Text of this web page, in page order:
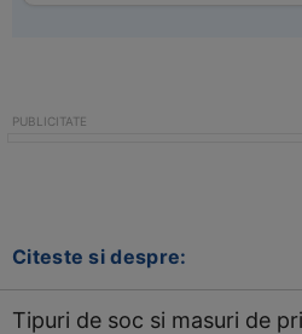
Citeste si despre:
Tipuri de soc si masuri de